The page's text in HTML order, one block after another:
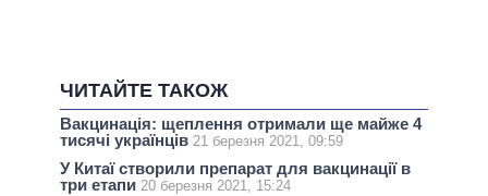
ЧИТАЙТЕ ТАКОЖ
Вакцинація: щеплення отримали ще майже 4
тисячі українців 21 березня 2021, 09:59
У Китаї створили препарат для вакцинації в
три етапи 20 березня 2021, 15:24